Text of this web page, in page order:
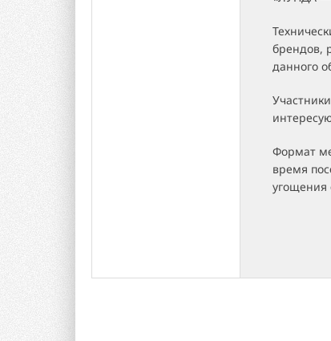
брендов,
данного
Формат
время
угощения